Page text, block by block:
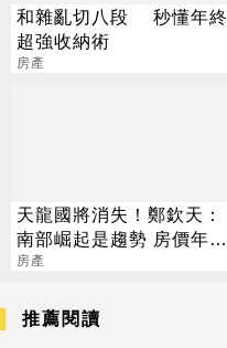
和雜亂切八段 秒懂年終
超強收納術
房產
天龍國將消失！鄭欽天：
南部崛起是趨勢 房價年漲
5～10%
房產
推薦閱讀